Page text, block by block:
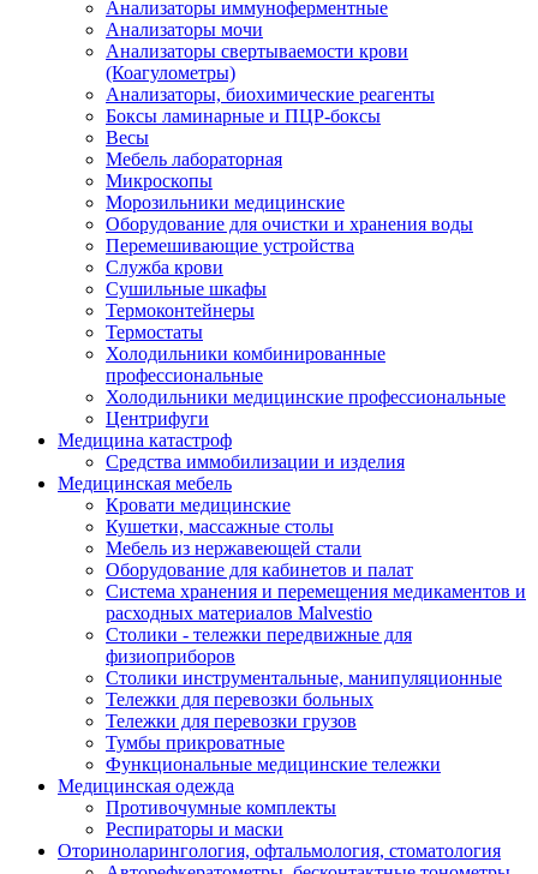
Анализаторы иммуноферментные
Анализаторы мочи
Анализаторы свертываемости крови
(Коагулометры)
Анализаторы, биохимические реагенты
Боксы ламинарные и ПЦР-боксы
Весы
Мебель лабораторная
Микроскопы
Морозильники медицинские
Оборудование для очистки и хранения воды
Перемешивающие устройства
Служба крови
Сушильные шкафы
Термоконтейнеры
Термостаты
Холодильники комбинированные
профессиональные
Холодильники медицинские профессиональные
Центрифуги
Медицина катастроф
Средства иммобилизации и изделия
Медицинская мебель
Кровати медицинские
Кушетки, массажные столы
Мебель из нержавеющей стали
Оборудование для кабинетов и палат
Система хранения и перемещения медикаментов и
расходных материалов Malvestio
Столики - тележки передвижные для
физиоприборов
Столики инструментальные, манипуляционные
Тележки для перевозки больных
Тележки для перевозки грузов
Тумбы прикроватные
Функциональные медицинские тележки
Медицинская одежда
Противочумные комплекты
Респираторы и маски
Оториноларингология, офтальмология, стоматология